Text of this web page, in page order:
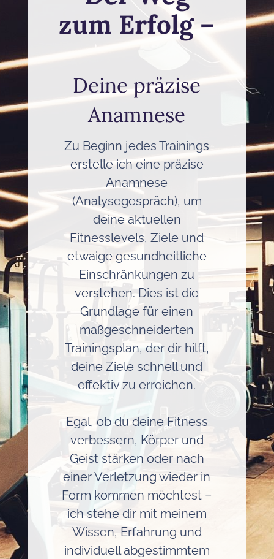
zum Erfolg –
Deine präzise
Anamnese
Zu Beginn jedes Trainings
erstelle ich eine präzise
Anamnese
(Analysegespräch), um
deine aktuellen
Fitnesslevels, Ziele und
etwaige gesundheitliche
Einschränkungen zu
verstehen. Dies ist die
Grundlage für einen
maßgeschneiderten
Trainingsplan, der dir hilft,
deine Ziele schnell und
effektiv zu erreichen.
Egal, ob du deine Fitness
verbessern, Körper und
Geist stärken oder nach
einer Verletzung wieder in
Form kommen möchtest –
ich stehe dir mit meinem
Wissen, Erfahrung und
individuell abgestimmtem